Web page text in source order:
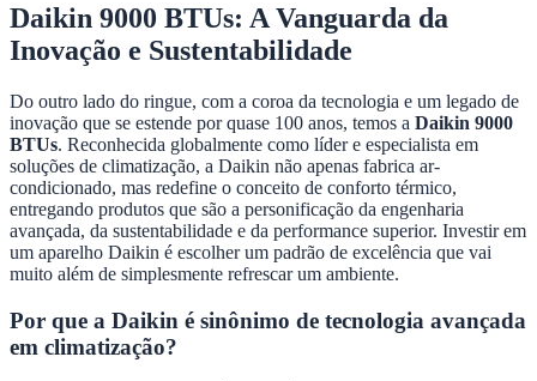
Daikin 9000 BTUs: A Vanguarda da
Inovação e Sustentabilidade
Do outro lado do ringue, com a coroa da tecnologia e um legado de
inovação que se estende por quase 100 anos, temos a Daikin 9000
BTUs. Reconhecida globalmente como líder e especialista em
soluções de climatização, a Daikin não apenas fabrica ar-
condicionado, mas redefine o conceito de conforto térmico,
entregando produtos que são a personificação da engenharia
avançada, da sustentabilidade e da performance superior. Investir em
um aparelho Daikin é escolher um padrão de excelência que vai
muito além de simplesmente refrescar um ambiente.
Por que a Daikin é sinônimo de tecnologia avançada
em climatização?